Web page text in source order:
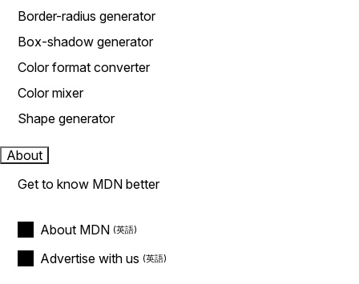
Border-radius generator
Box-shadow generator
Color format converter
Color mixer
Shape generator
About
Get to know MDN better
About MDN
Advertise with us